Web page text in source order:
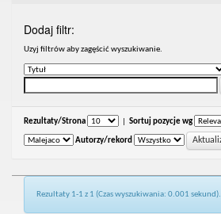
Dodaj filtr:
Uzyj filtrów aby zagęścić wyszukiwanie.
Rezultaty/Strona Sortuj pozycje wg
Autorzy/rekord
Rezultaty 1-1 z 1 (Czas wyszukiwania: 0.001 sekund).